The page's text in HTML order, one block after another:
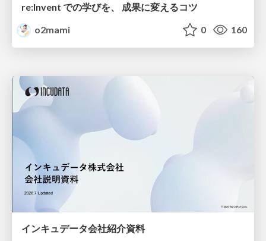
re:Invent での学びを、 成果に変えるコツ
o2mami
0 160
インキュデータ会社紹介資料